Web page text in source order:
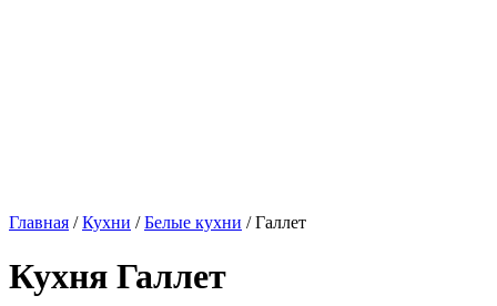
Главная /Кухни /Белые кухни / Галлет
Кухня Галлет